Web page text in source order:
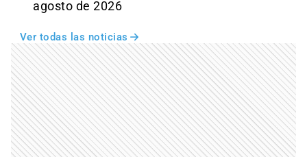
agosto de 2026
Ver todas las noticias